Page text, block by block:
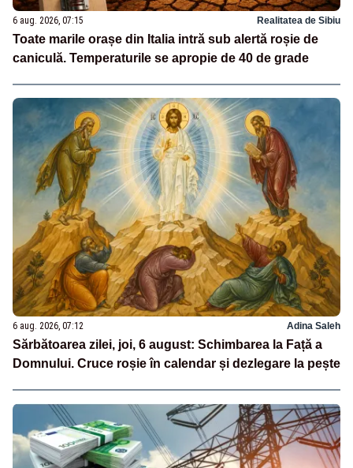
6 aug. 2026, 07:15 Realitatea de Sibiu
Toate marile orașe din Italia intră sub alertă roșie de
caniculă. Temperaturile se apropie de 40 de grade
6 aug. 2026, 07:12 Adina Saleh
Sărbătoarea zilei, joi, 6 august: Schimbarea la Față a
Domnului. Cruce roșie în calendar și dezlegare la pește